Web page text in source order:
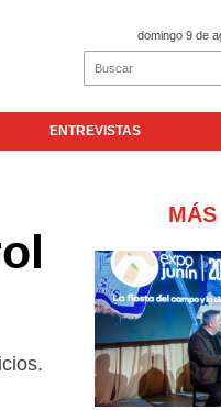
domingo 9 de
ENTREVISTAS